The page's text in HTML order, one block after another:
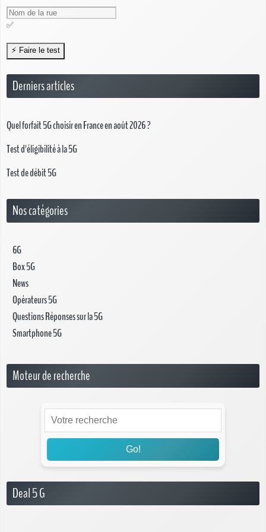
✅
Derniers articles
Quel forfait 5G choisir en France en août 2026 ?
Test d'éligibilité à la 5G
Test de débit 5G
Nos catégories
6G
Box 5G
News
Opérateurs 5G
Questions Réponses sur la 5G
Smartphone 5G
Moteur de recherche
Go!
Deal 5 G